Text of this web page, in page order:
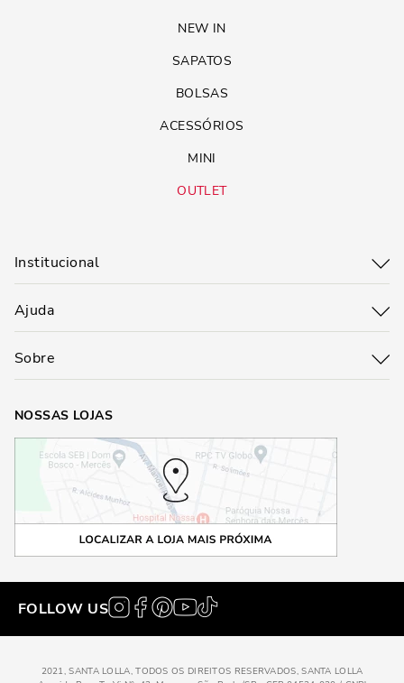
NEW IN
SAPATOS
BOLSAS
ACESSÓRIOS
MINI
OUTLET
Institucional
Ajuda
Sobre
NOSSAS LOJAS
FOLLOW US
2021, SANTA LOLLA, TODOS OS DIREITOS RESERVADOS, SANTA LOLLA